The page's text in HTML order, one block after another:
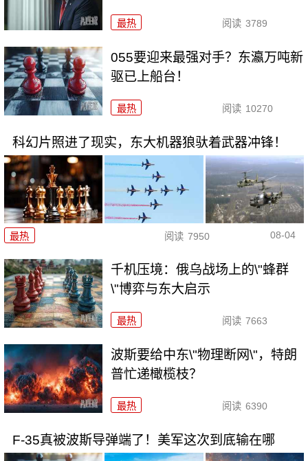
最热 阅读 3789
055要迎来最强对手？东瀛万吨新
驱已上船台！
最热 阅读 10270
科幻片照进了现实，东大机器狼驮着武器冲锋！
最热 阅读 7950 08-04
千机压境：俄乌战场上的\"蜂群
\"博弈与东大启示
最热 阅读 7663
波斯要给中东\"物理断网\"，特朗
普忙递橄榄枝？
最热 阅读 6390
F-35真被波斯导弹端了！美军这次到底输在哪